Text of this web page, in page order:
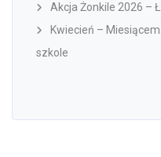
Akcja Żonkile 2026 –
Kwiecień –
szkole